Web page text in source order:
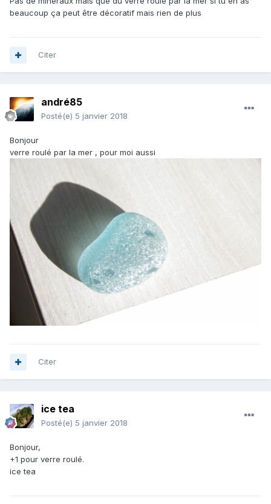
beaucoup ça peut être décoratif mais rien de plus
Citer
andré85
Posté(e) 5 janvier 2018
Bonjour
verre roulé par la mer , pour moi aussi
Citer
ice tea
Posté(e) 5 janvier 2018
Bonjour,
+1 pour verre roulé.
ice tea